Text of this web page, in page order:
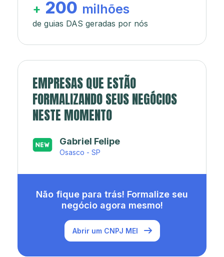
+ 200 milhões
de guias DAS geradas por nós
EMPRESAS QUE ESTÃO
FORMALIZANDO SEUS NEGÓCIOS
NESTE MOMENTO
Japa’s açaí e sorveteria
Rio de Janeiro - RJ
Não fique para trás! Formalize seu
negócio agora mesmo!
Abrir um CNPJ MEI